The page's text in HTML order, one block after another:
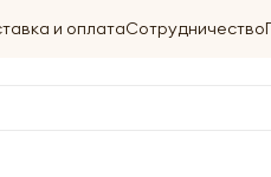
и оплатаСотрудничество